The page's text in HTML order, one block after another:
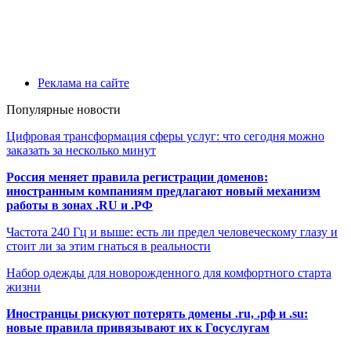
Реклама на сайте
Популярные новости
Цифровая трансформация сферы услуг: что сегодня можно
заказать за несколько минут
Россия меняет правила регистрации доменов:
иностранным компаниям предлагают новый механизм
работы в зонах .RU и .РФ
Частота 240 Гц и выше: есть ли предел человеческому глазу и
стоит ли за этим гнаться в реальности
Набор одежды для новорожденного для комфортного старта
жизни
Иностранцы рискуют потерять домены .ru, .рф и .su:
новые правила привязывают их к Госуслугам